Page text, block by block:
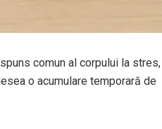
comun al corpului la stres,
o acumulare temporară de